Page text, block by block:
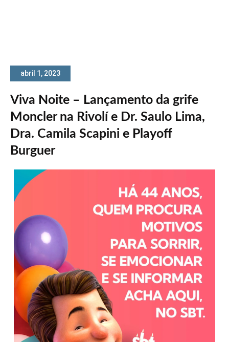
abril 1, 2023
Viva Noite – Lançamento da grife
Moncler na Rivolí e Dr. Saulo Lima,
Dra. Camila Scapini e Playoff
Burguer